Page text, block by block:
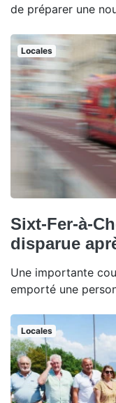
de préparer une
Locales
Sixt-Fer-à-
disparue
Une importante
emporté une
Locales